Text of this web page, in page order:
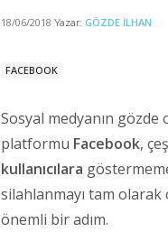
18/06/2018 Yazar: GÖZDE İLHAN
FACEBOOK
Sosyal medyanın
platformu Facebook,
kullanıcılara
silahlanmayı tam olarak
önemli bir adım.